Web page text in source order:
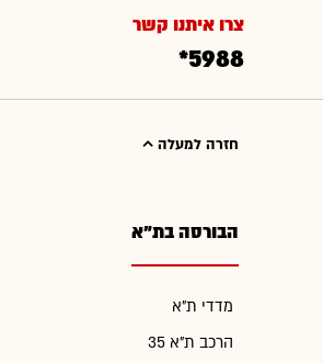
צרו איתנו קשר
*5988
חזרה למעלה
הבורסה בת"א
מדדי ת"א
הרכב ת"א 35